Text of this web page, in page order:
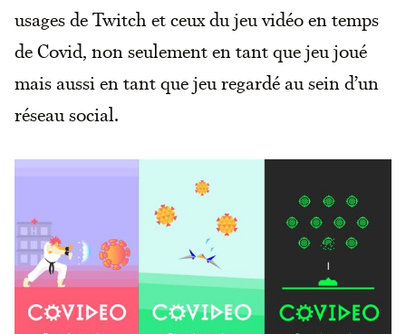
usages de Twitch et ceux du jeu vidéo en temps
de Covid, non seulement en tant que jeu joué
mais aussi en tant que jeu regardé au sein d’un
réseau social.